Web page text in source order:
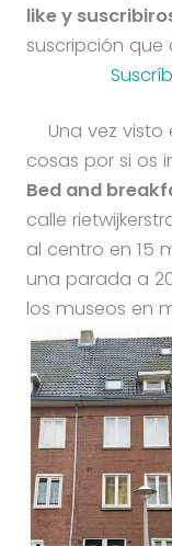
like y
suscripción
Una vez visto
cosas por si os
Bed and
calle
al centro en 15
una parada a
los museos en